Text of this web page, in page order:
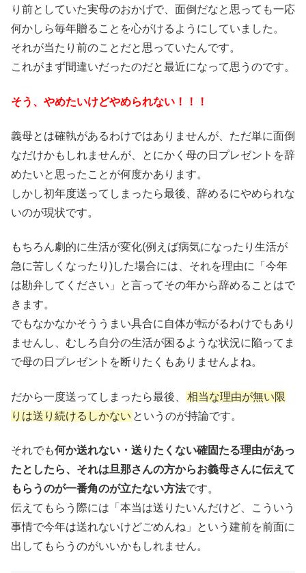
り前としていた実母のおかげで、面倒だなと思っても一応
何かしら毎年贈ることを心がけるようにしていました。
それが当たり前のことだと思っていたんです。
これがまず間違いだったのだと最近になって思うのです。
そう、やめたいけどやめられない！！！
義母とは確執があるわけではありませんが、ただ単に面倒
なだけかもしれませんが、とにかく母の日プレゼントを辞
めたいと思ったことが何度かあります。
しかし初年度送ってしまったら最後、辞めるにやめられな
いのが現状です。
もちろん劇的に生活が変化(例えば病気になったり生活が
急に苦しくなったり)した場合には、それを理由に「今年
は勘弁してください」と言ってその年から辞めることはで
きます。
でもなかなかそううまい具合に自体が転がるわけでもあり
ませんし、むしろ自分の生活が困るような状況に陥ってま
で母の日プレゼントを断りたくもありませんよね。
だから一度送ってしまったら最後、
相当な理由が無い限
りは送り続けるしかない というのが持論です。
それでも何か送れない・送りたくない確固たる理由があっ
たとしたら、それは旦那さんの方からお義母さんに伝えて
もらうのが一番角のが立たない方法です。
伝えてもらう際には「本当は送りたいんだけど、こういう
事情で今年は送れないけどごめんね」という建前を前面に
出してもらうのがいいかもしれません。